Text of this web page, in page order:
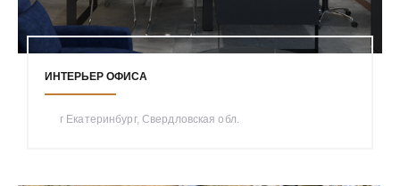
ИНТЕРЬЕР ОФИСА
г Екатеринбург, Свердловская обл.